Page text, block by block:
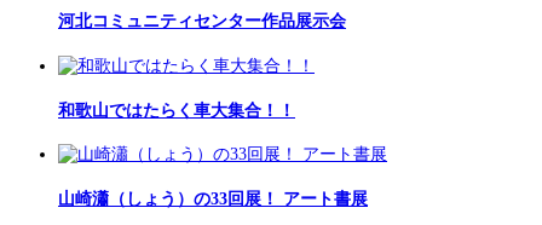
河北コミュニティセンター作品展示会
和歌山ではたらく車大集合！！
山崎瀟（しょう）の33回展！ アート書展